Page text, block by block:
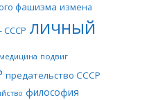
фашизма измена
СССР личный
подвиг
предательство СССР
философия